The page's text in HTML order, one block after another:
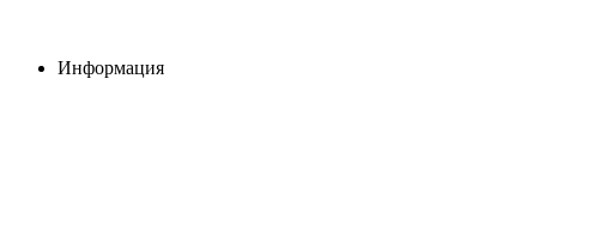
Информация